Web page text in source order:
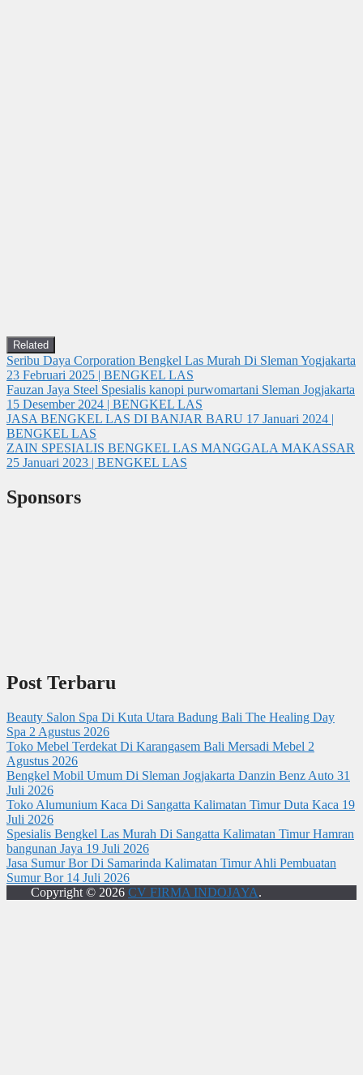
Related
Seribu Daya Corporation Bengkel Las Murah Di Sleman Yogjakarta
23 Februari 2025 | BENGKEL LAS
Fauzan Jaya Steel Spesialis kanopi purwomartani Sleman Jogjakarta
15 Desember 2024 | BENGKEL LAS
JASA BENGKEL LAS DI BANJAR BARU 17 Januari 2024 |
BENGKEL LAS
ZAIN SPESIALIS BENGKEL LAS MANGGALA MAKASSAR
25 Januari 2023 | BENGKEL LAS
Sponsors
Post Terbaru
Beauty Salon Spa Di Kuta Utara Badung Bali The Healing Day
Spa 2 Agustus 2026
Toko Mebel Terdekat Di Karangasem Bali Mersadi Mebel 2
Agustus 2026
Bengkel Mobil Umum Di Sleman Jogjakarta Danzin Benz Auto 31
Juli 2026
Toko Alumunium Kaca Di Sangatta Kalimatan Timur Duta Kaca 19
Juli 2026
Spesialis Bengkel Las Murah Di Sangatta Kalimatan Timur Hamran
bangunan Jaya 19 Juli 2026
Jasa Sumur Bor Di Samarinda Kalimatan Timur Ahli Pembuatan
Sumur Bor 14 Juli 2026
Copyright © 2026 CV FIRMA INDOJAYA.